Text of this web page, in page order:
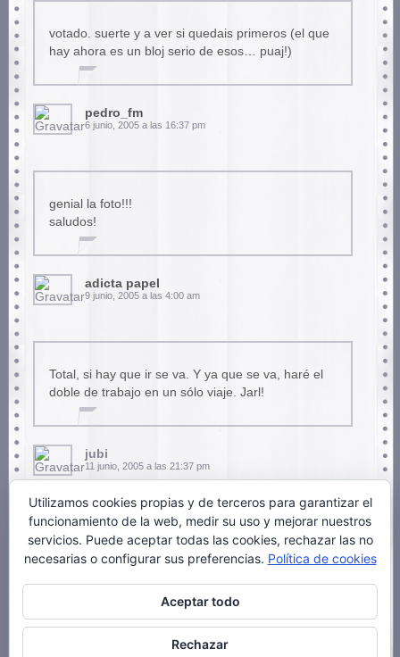
votado. suerte y a ver si quedais primeros (el que
hay ahora es un bloj serio de esos… puaj!)
pedro_fm
6 junio, 2005 a las 16:37 pm
genial la foto!!!
saludos!
adicta papel
9 junio, 2005 a las 4:00 am
Total, si hay que ir se va. Y ya que se va, haré el
doble de trabajo en un sólo viaje. Jarl!
jubi
11 junio, 2005 a las 21:37 pm
Ahh, que me gusta este sitio! REBUENO
5 junio, 2007 a las 17:05 pm
Utilizamos cookies propias y de terceros para garantizar el
funcionamiento de la web, medir su uso y mejorar nuestros
servicios. Puede aceptar todas las cookies, rechazar las no
necesarias o configurar sus preferencias. Política de cookies
Aceptar todo
Rechazar